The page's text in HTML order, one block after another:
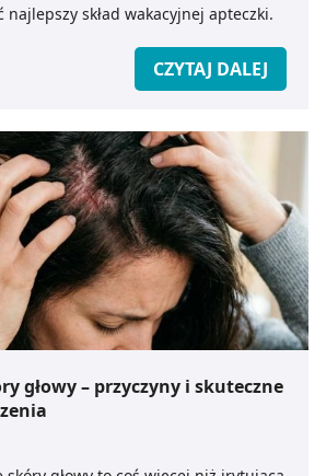
skład wakacyjnej apteczki.
CZYTAJ DALEJ
głowy – przyczyny i skuteczne